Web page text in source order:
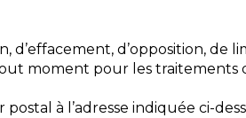
d’effacement, d’opposition, de
moment pour les traitements
à l’adresse indiquée ci-